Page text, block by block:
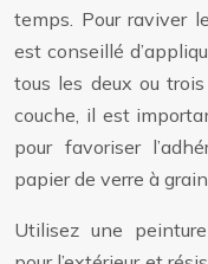
temps. Pour raviver
est conseillé
tous les deux ou
couche, il est
pour favoriser
papier de verre à
Utilisez une